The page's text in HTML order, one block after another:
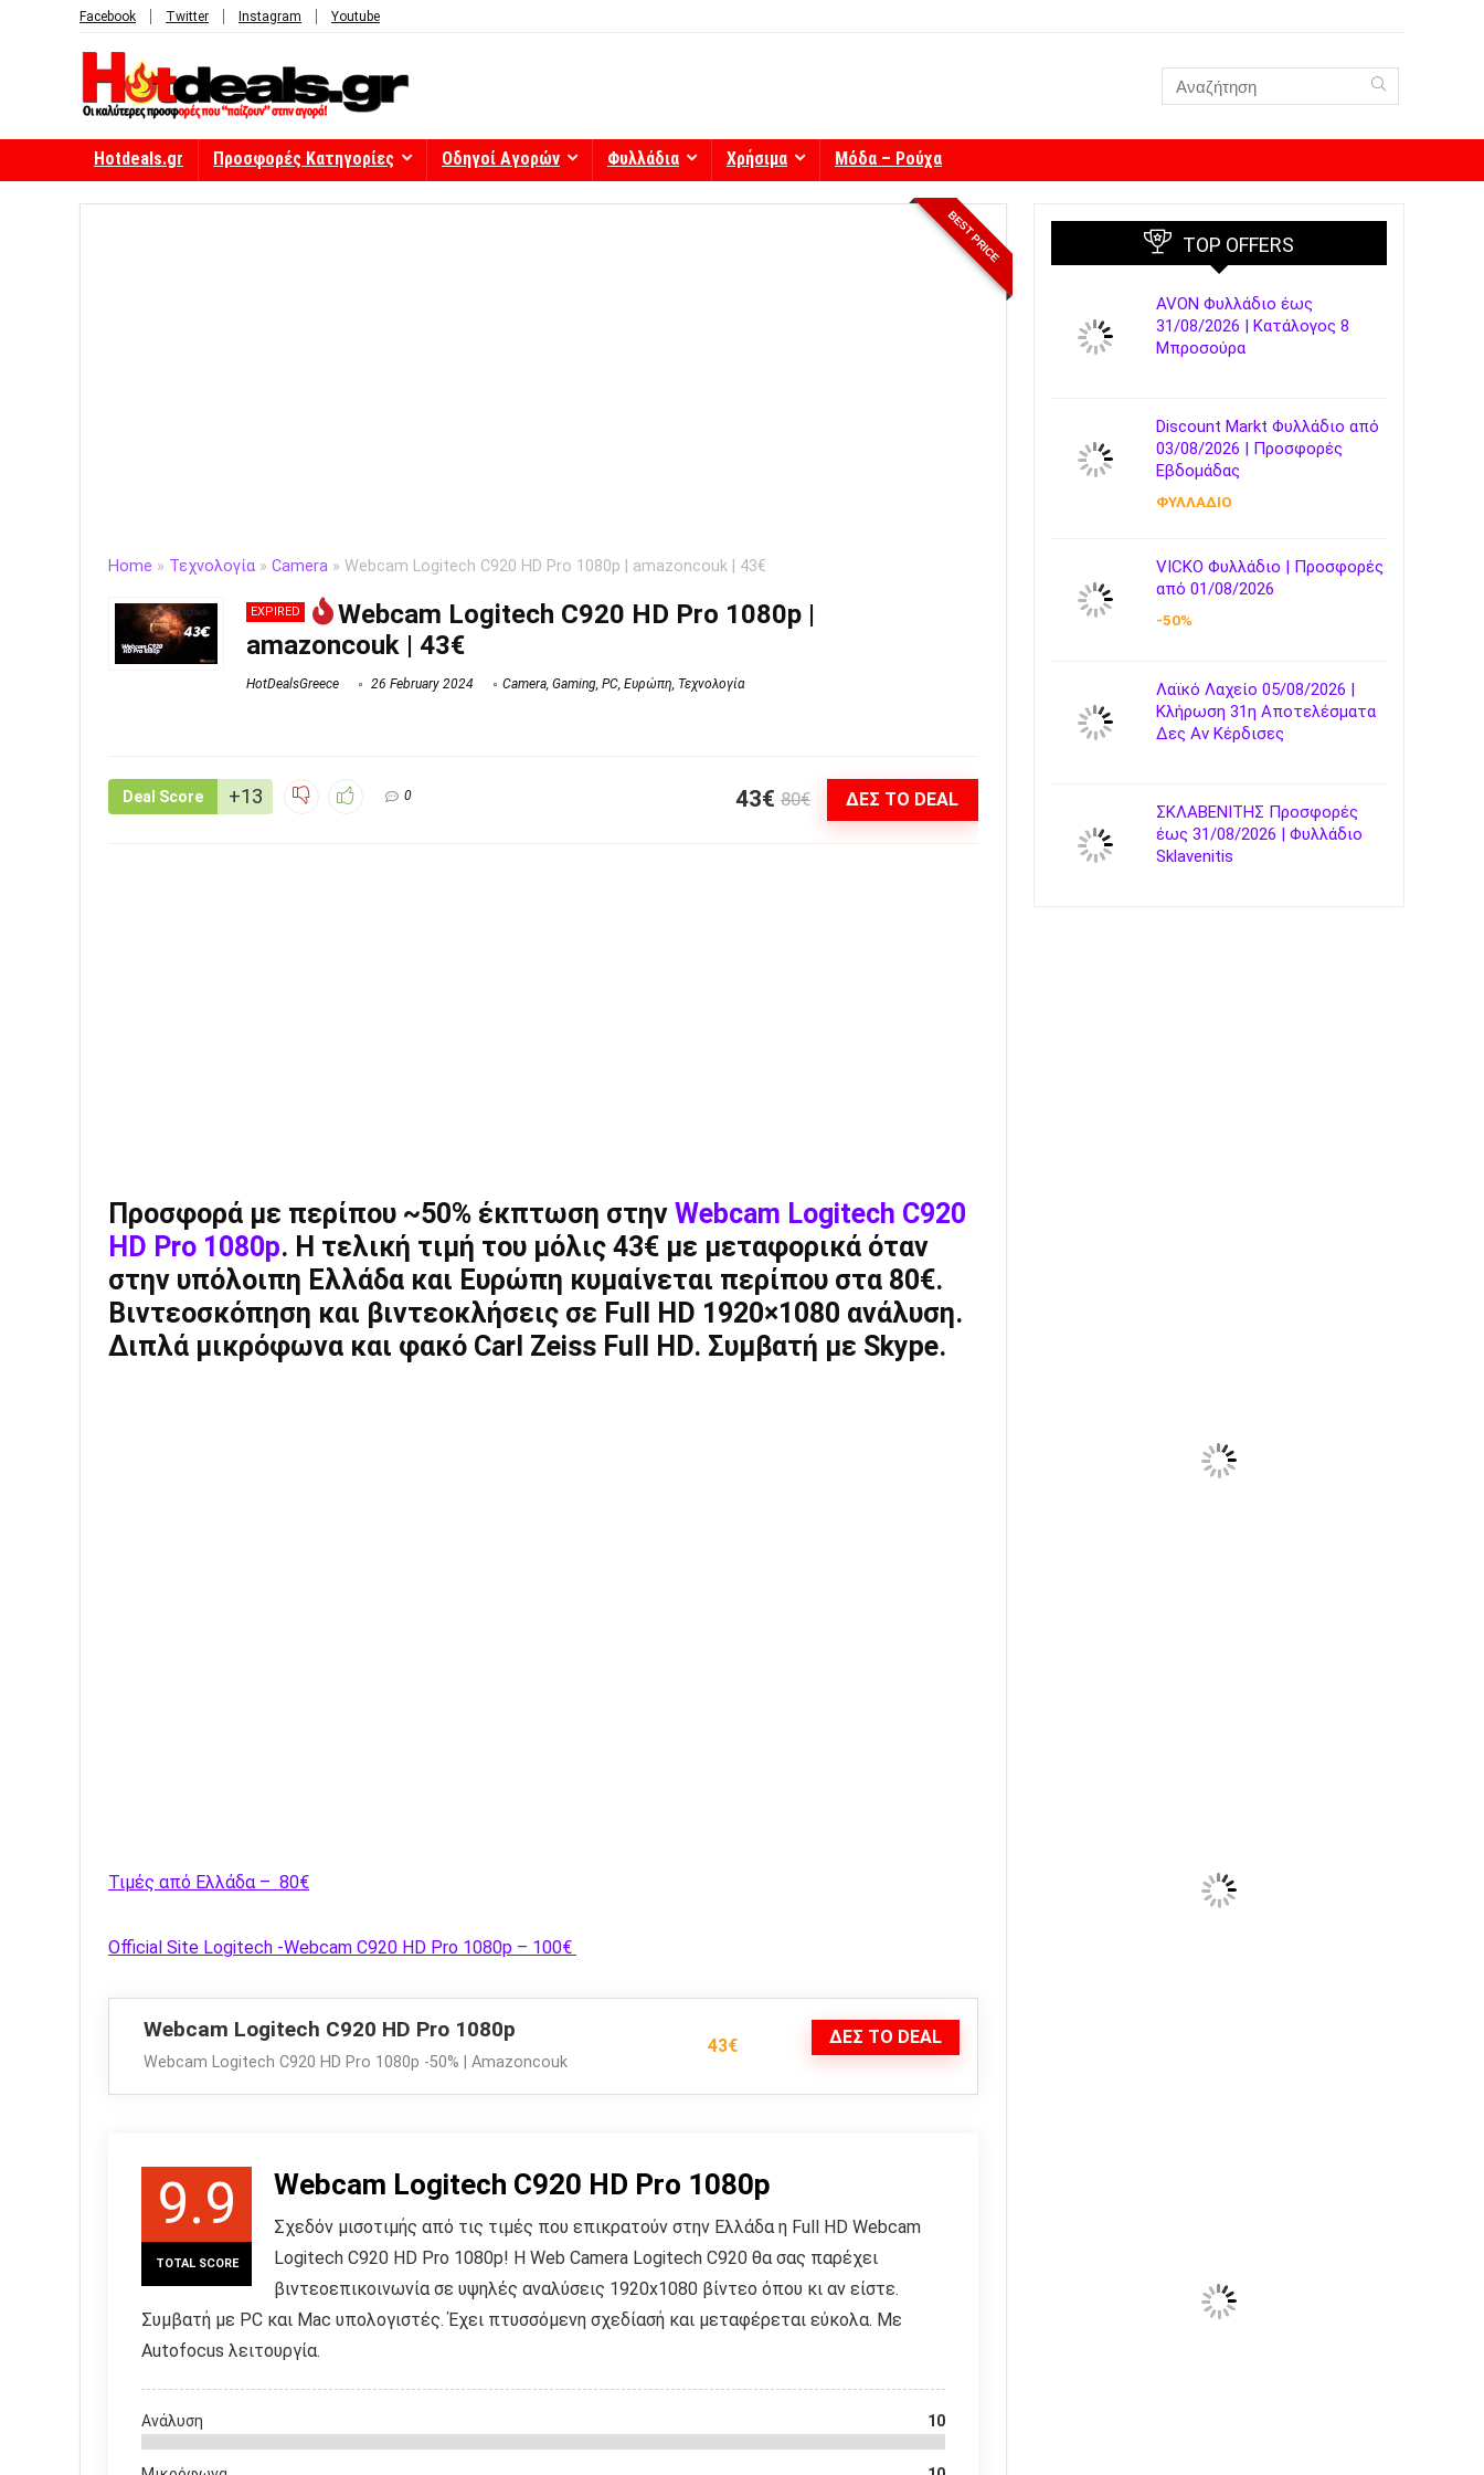
Facebook Twitter Instagram Youtube
Hotdeals.gr Προσφορές Κατηγορίες Οδηγοί Αγορών Φυλλάδια Χρήσιμα Μόδα – Ρούχα
Home » Τεχνολογία » Camera » Webcam Logitech C920 HD Pro 1080p | amazoncouk | 43€
BEST PRICE
EXPIRED
Webcam Logitech C920 HD Pro 1080p |
amazoncouk | 43€
HotDealsGreece 26 February 2024 Camera, Gaming, PC, Ευρώπη, Τεχνολογία
Deal Score +13 0 43€ 80€ ΔΕΣ ΤΟ DEAL
Προσφορά με περίπου ~50% έκπτωση στην Webcam Logitech C920
HD Pro 1080p. Η τελική τιμή του μόλις 43€ με μεταφορικά όταν
στην υπόλοιπη Ελλάδα και Ευρώπη κυμαίνεται περίπου στα 80€.
Βιντεοσκόπηση και βιντεοκλήσεις σε Full HD 1920×1080 ανάλυση.
Διπλά μικρόφωνα και φακό Carl Zeiss Full HD. Συμβατή με Skype.
Τιμές από Ελλάδα – 80€
Official Site Logitech -Webcam C920 HD Pro 1080p – 100€
Webcam Logitech C920 HD Pro 1080p
Webcam Logitech C920 HD Pro 1080p -50% | Amazoncouk
43€ ΔΕΣ ΤΟ DEAL
9.9
TOTAL SCORE
Webcam Logitech C920 HD Pro 1080p
Σχεδόν μισοτιμής από τις τιμές που επικρατούν στην Ελλάδα η Full HD Webcam
Logitech C920 HD Pro 1080p! Η Web Camera Logitech C920 θα σας παρέχει
βιντεοεπικοινωνία σε υψηλές αναλύσεις 1920x1080 βίντεο όπου κι αν είστε.
Συμβατή με PC και Mac υπολογιστές. Έχει πτυσσόμενη σχεδίασή και μεταφέρεται εύκολα. Με
Autofocus λειτουργία.
Ανάλυση 10
TOP OFFERS
AVON Φυλλάδιο έως
31/08/2026 | Κατάλογος 8
Μπροσούρα
Discount Markt Φυλλάδιο από
03/08/2026 | Προσφορές
Εβδομάδας
ΦΥΛΛΑΔΙΟ
VICKO Φυλλάδιο | Προσφορές
από 01/08/2026
-50%
Λαϊκό Λαχείο 05/08/2026 |
Κλήρωση 31η Αποτελέσματα
Δες Αν Κέρδισες
ΣΚΛΑΒΕΝΙΤΗΣ Προσφορές
έως 31/08/2026 | Φυλλάδιο
Sklavenitis